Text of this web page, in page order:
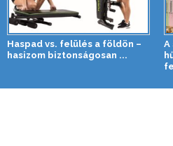
Haspad vs. felülés a földön –
hasizom biztonságosan ...
A